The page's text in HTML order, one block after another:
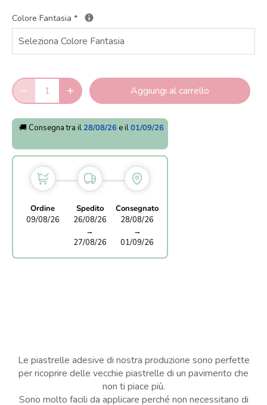
Colore Fantasia *
Aggiungi al carrello
🚚 Consegna tra il 28/08/26 e il01/09/26
Ordine
09/08/26
Spedito
26/08/26
→
27/08/26
Consegnato
28/08/26
→
01/09/26
Le piastrelle adesive di nostra produzione sono perfette
per ricoprire delle vecchie piastrelle di un pavimento che
non ti piace più.
Sono molto facili da applicare perché non necessitano di